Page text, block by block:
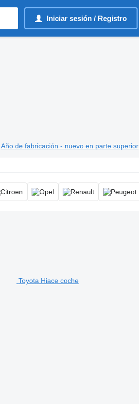
Iniciar sesión / Registro
Año de fabricación - nuevo en parte superior
Toyota Hiace coche